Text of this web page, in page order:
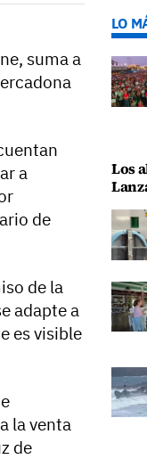
suma a
a
de
de la
adapte a
es visible
la venta
de
LO
Los